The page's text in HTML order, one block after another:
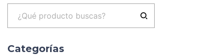
Categorías